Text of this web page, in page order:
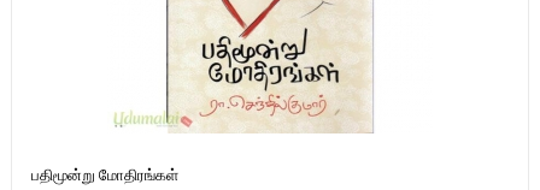
பதிமூன்று மோதிரங்கள்